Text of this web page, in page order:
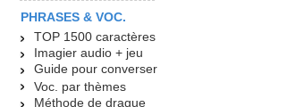
PHRASES & VOC.
TOP 1500 caractères
Imagier audio + jeu
Guide pour converser
Voc. par thèmes
Méthode de drague